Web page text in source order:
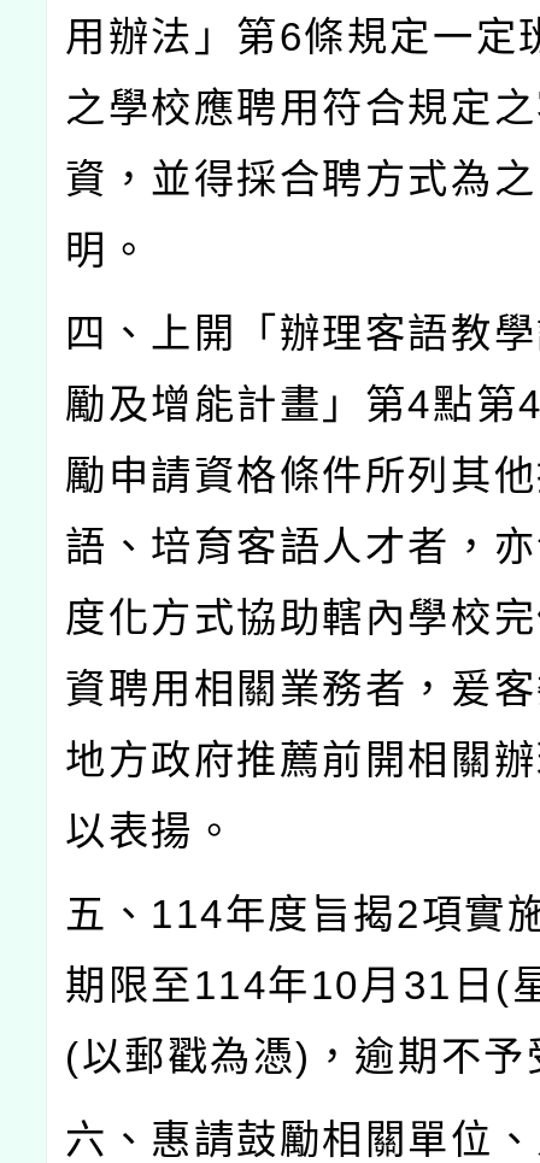
用辦法」第6條規定一定
之學校應聘用符合規定
資，並得採合聘方式為
明。
四、上開「辦理客語教
勵及增能計畫」第4點第
勵申請資格條件所列其
語、培育客語人才者，
度化方式協助轄內學校
資聘用相關業務者，爰
地方政府推薦前開相關
以表揚。
五、 114年度旨揭2項實
期限至114年10月 31 日 (
(以郵戳為憑) ，逾期不
六、惠請鼓勵相關單位